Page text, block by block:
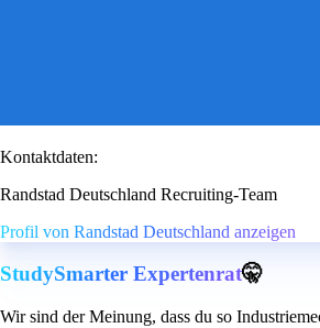
Kontaktdaten:
Randstad Deutschland Recruiting-Team
Profil von Randstad Deutschland anzeigen
StudySmarter Expertenrat🤫
Wir sind der Meinung, dass du so